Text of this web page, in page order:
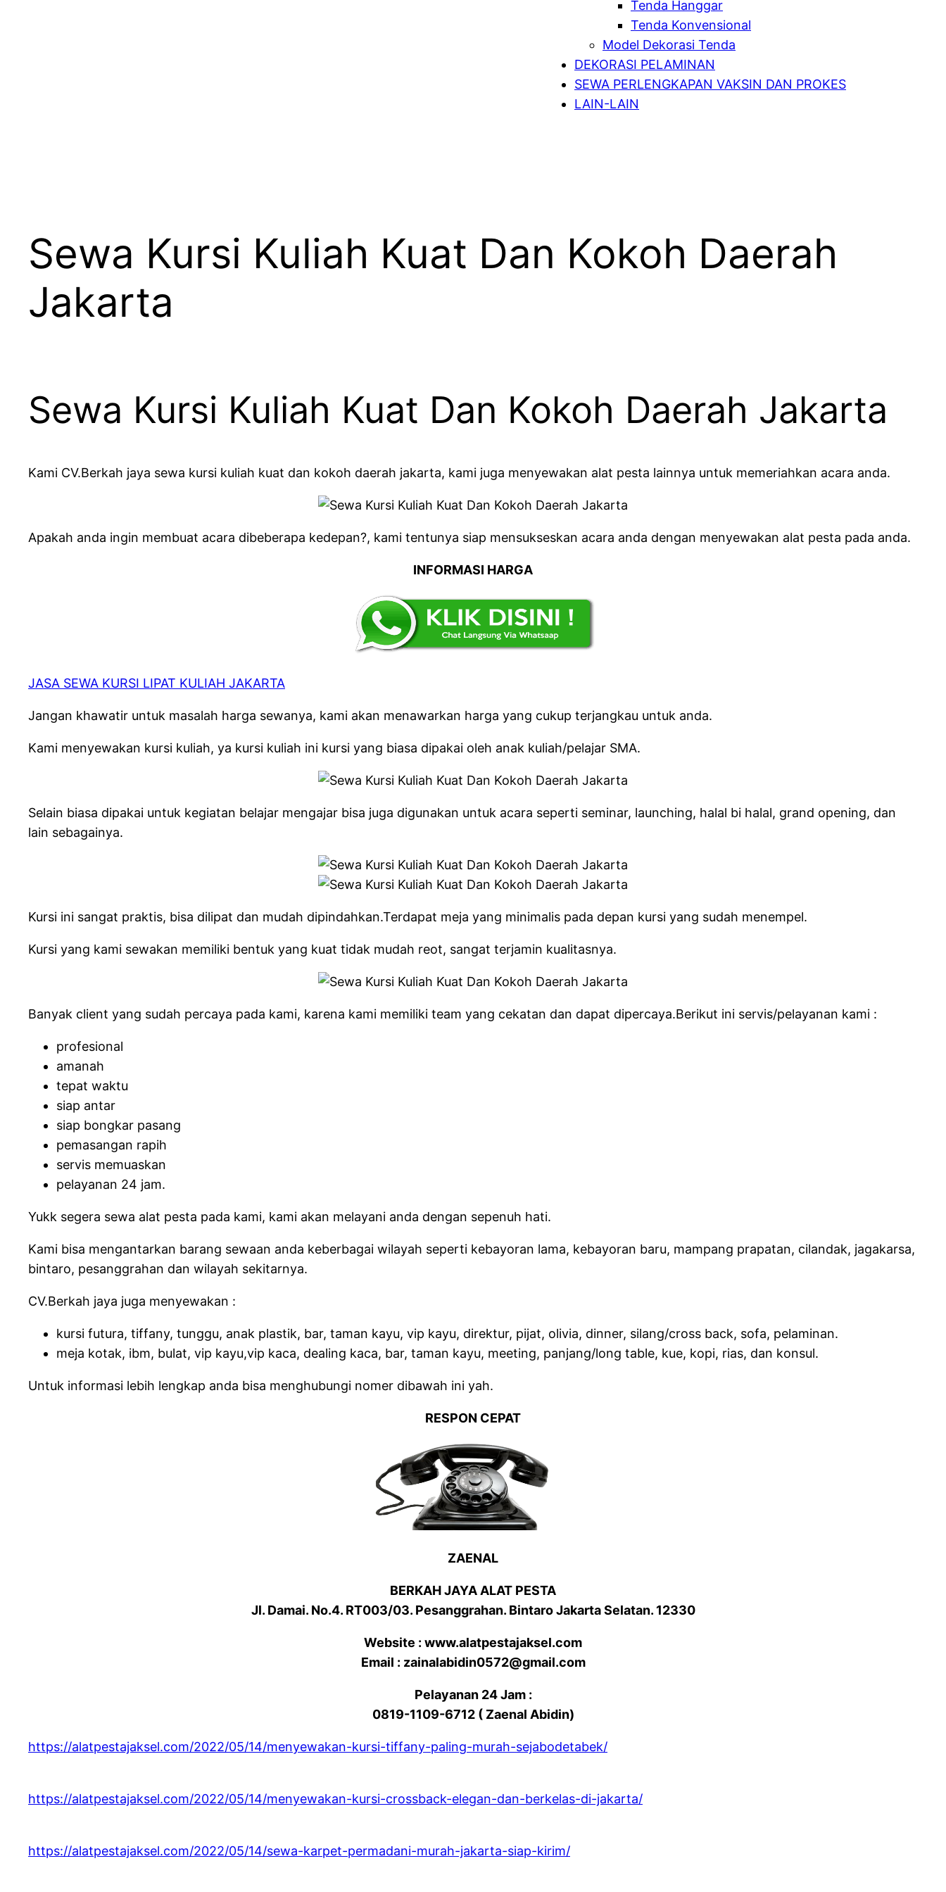
Tenda Hanggar
Tenda Konvensional
Model Dekorasi Tenda
DEKORASI PELAMINAN
SEWA PERLENGKAPAN VAKSIN DAN PROKES
LAIN-LAIN
Sewa Kursi Kuliah Kuat Dan Kokoh Daerah
Jakarta
Sewa Kursi Kuliah Kuat Dan Kokoh Daerah Jakarta
Kami CV.Berkah jaya sewa kursi kuliah kuat dan kokoh daerah jakarta, kami juga menyewakan alat pesta lainnya untuk memeriahkan acara anda.
Apakah anda ingin membuat acara dibeberapa kedepan?, kami tentunya siap mensukseskan acara anda dengan menyewakan alat pesta pada anda.
INFORMASI HARGA
JASA SEWA KURSI LIPAT KULIAH JAKARTA
Jangan khawatir untuk masalah harga sewanya, kami akan menawarkan harga yang cukup terjangkau untuk anda.
Kami menyewakan kursi kuliah, ya kursi kuliah ini kursi yang biasa dipakai oleh anak kuliah/pelajar SMA.
Selain biasa dipakai untuk kegiatan belajar mengajar bisa juga digunakan untuk acara seperti seminar, launching, halal bi halal, grand opening, dan
lain sebagainya.
Kursi ini sangat praktis, bisa dilipat dan mudah dipindahkan.Terdapat meja yang minimalis pada depan kursi yang sudah menempel.
Kursi yang kami sewakan memiliki bentuk yang kuat tidak mudah reot, sangat terjamin kualitasnya.
Banyak client yang sudah percaya pada kami, karena kami memiliki team yang cekatan dan dapat dipercaya.Berikut ini servis/pelayanan kami :
profesional
amanah
tepat waktu
siap antar
siap bongkar pasang
pemasangan rapih
servis memuaskan
pelayanan 24 jam.
Yukk segera sewa alat pesta pada kami, kami akan melayani anda dengan sepenuh hati.
Kami bisa mengantarkan barang sewaan anda keberbagai wilayah seperti kebayoran lama, kebayoran baru, mampang prapatan, cilandak, jagakarsa,
bintaro, pesanggrahan dan wilayah sekitarnya.
CV.Berkah jaya juga menyewakan :
kursi futura, tiffany, tunggu, anak plastik, bar, taman kayu, vip kayu, direktur, pijat, olivia, dinner, silang/cross back, sofa, pelaminan.
meja kotak, ibm, bulat, vip kayu,vip kaca, dealing kaca, bar, taman kayu, meeting, panjang/long table, kue, kopi, rias, dan konsul.
Untuk informasi lebih lengkap anda bisa menghubungi nomer dibawah ini yah.
RESPON CEPAT
ZAENAL
BERKAH JAYA ALAT PESTA
Jl. Damai. No.4. RT003/03. Pesanggrahan. Bintaro Jakarta Selatan. 12330
Website : www.alatpestajaksel.com
Email : zainalabidin0572@gmail.com
Pelayanan 24 Jam :
0819-1109-6712 ( Zaenal Abidin)
https://alatpestajaksel.com/2022/05/14/menyewakan-kursi-tiffany-paling-murah-sejabodetabek/
https://alatpestajaksel.com/2022/05/14/menyewakan-kursi-crossback-elegan-dan-berkelas-di-jakarta/
https://alatpestajaksel.com/2022/05/14/sewa-karpet-permadani-murah-jakarta-siap-kirim/